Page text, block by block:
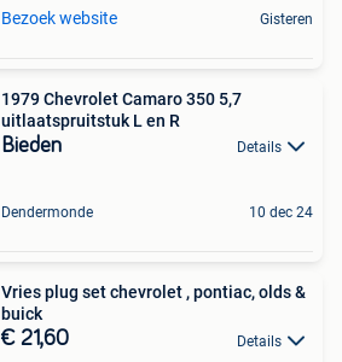
Bezoek website Gisteren
1979 Chevrolet Camaro 350 5,7
uitlaatspruitstuk L en R
Bieden Details
Dendermonde 10 dec 24
Vries plug set chevrolet , pontiac, olds &
buick
€ 21,60 Details